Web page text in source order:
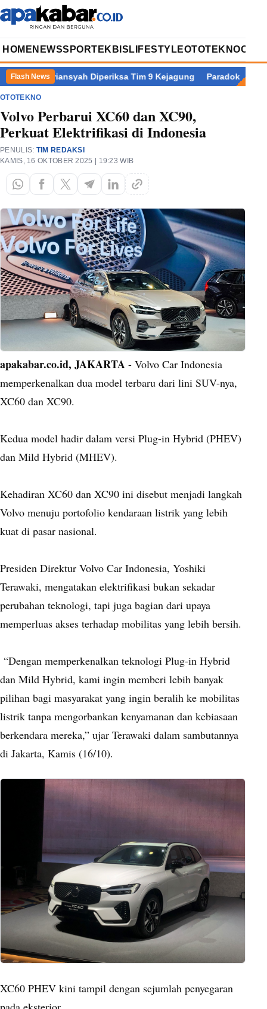
HOME NEWSSPORT EKBIS LIFESTYLEOTOTEKNOOPINI
Flash NewsDiperiksa Tim 9 Kejagung Paradoks Pertumbuhan
OTOTEKNO
Volvo Perbarui XC60 dan XC90,
Perkuat Elektrifikasi di Indonesia
PENULIS: TIM REDAKSI
KAMIS, 16 OKTOBER 2025 | 19:23 WIB
apakabar.co.id, JAKARTA - Volvo Car Indonesia
memperkenalkan dua model terbaru dari lini SUV-nya,
XC60 dan XC90.
Kedua model hadir dalam versi Plug-in Hybrid (PHEV)
dan Mild Hybrid (MHEV).
Kehadiran XC60 dan XC90 ini disebut menjadi langkah
Volvo menuju portofolio kendaraan listrik yang lebih
kuat di pasar nasional.
Presiden Direktur Volvo Car Indonesia, Yoshiki
Terawaki, mengatakan elektrifikasi bukan sekadar
perubahan teknologi, tapi juga bagian dari upaya
memperluas akses terhadap mobilitas yang lebih bersih.
“Dengan memperkenalkan teknologi Plug-in Hybrid
dan Mild Hybrid, kami ingin memberi lebih banyak
pilihan bagi masyarakat yang ingin beralih ke mobilitas
listrik tanpa mengorbankan kenyamanan dan kebiasaan
berkendara mereka,” ujar Terawaki dalam sambutannya
di Jakarta, Kamis (16/10).
XC60 PHEV kini tampil dengan sejumlah penyegaran